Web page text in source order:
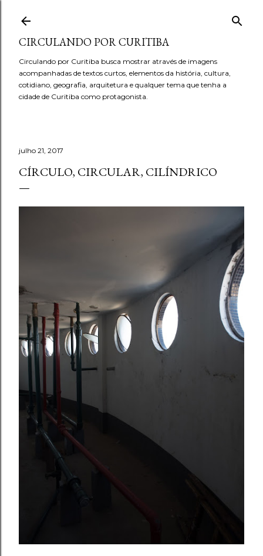
CIRCULANDO POR CURITIBA
Circulando por Curitiba busca mostrar através de imagens
acompanhadas de textos curtos, elementos da história, cultura,
cotidiano, geografia, arquitetura e qualquer tema que tenha a
cidade de Curitiba como protagonista.
julho 21, 2017
CÍRCULO, CIRCULAR, CILÍNDRICO